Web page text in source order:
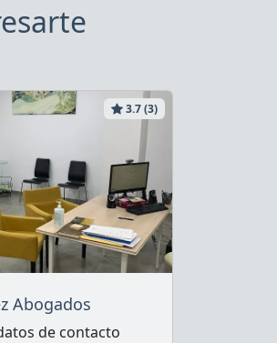
3.7 (3)
Abogados
de contacto